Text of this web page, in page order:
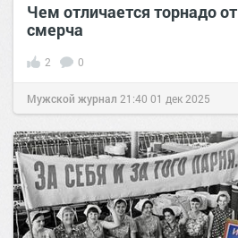
Чем отличается торнадо от
смерча
2 0
Мужской журнал 21:40 01 дек 2025